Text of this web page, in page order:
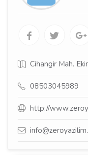
Cihangir Mah.
08503045989
http://